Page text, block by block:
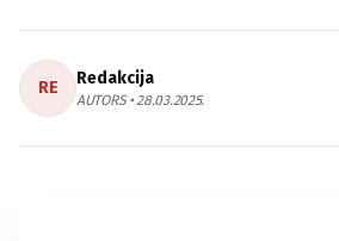
RE Redakcija
AUTORS • 28.03.2025.